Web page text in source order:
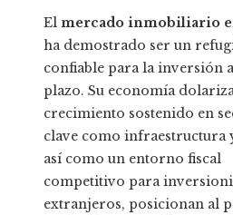
El mercado inmobiliario
ha demostrado ser un
confiable para la inversión
plazo. Su economía
crecimiento sostenido en
clave como infraestructura
así como un entorno fiscal
competitivo para
extranjeros, posicionan al